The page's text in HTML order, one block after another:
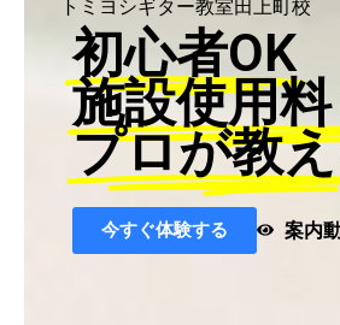
トミヨシギター教室田上町校
初心者OK
施設使用料
プロが教
今すぐ体験する 案内